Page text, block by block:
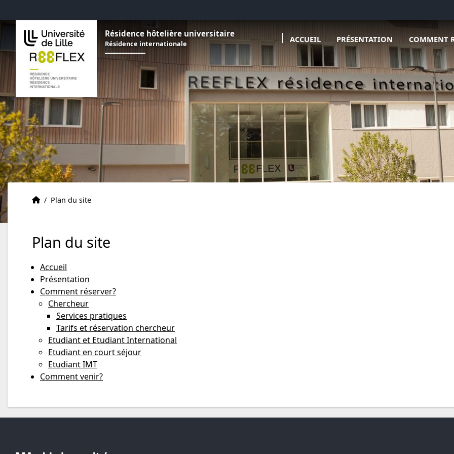
Résidence hôtelière universitaire
Résidence internationale ACCUEIL PRÉSENTATION COMMENT
Ouvrir le
Accueil
Accueil
/ Plan du site
Plan du site
Accueil
Présentation
Comment réserver?
Chercheur
Services pratiques
Tarifs et réservation chercheur
Etudiant et Etudiant International
Etudiant en court séjour
Etudiant IMT
Comment venir?